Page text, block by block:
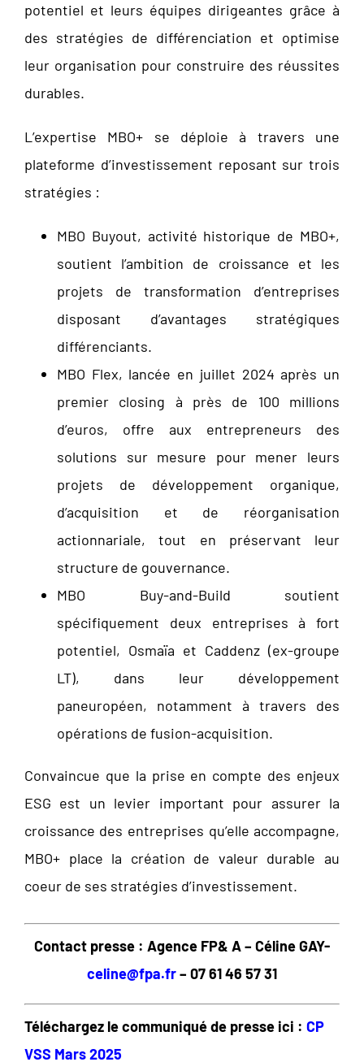
potentiel et leurs équipes dirigeantes grâce à
des stratégies de différenciation et optimise
leur organisation pour construire des réussites
durables.
L’expertise MBO+ se déploie à travers une
plateforme d’investissement reposant sur trois
stratégies :
MBO Buyout, activité historique de MBO+,
soutient l’ambition de croissance et les
projets de transformation d’entreprises
disposant d’avantages stratégiques
différenciants.
MBO Flex, lancée en juillet 2024 après un
premier closing à près de 100 millions
d’euros, offre aux entrepreneurs des
solutions sur mesure pour mener leurs
projets de développement organique,
d’acquisition et de réorganisation
actionnariale, tout en préservant leur
structure de gouvernance.
MBO Buy-and-Build soutient
spécifiquement deux entreprises à fort
potentiel, Osmaïa et Caddenz (ex-groupe
LT), dans leur développement
paneuropéen, notamment à travers des
opérations de fusion-acquisition.
Convaincue que la prise en compte des enjeux
ESG est un levier important pour assurer la
croissance des entreprises qu’elle accompagne,
MBO+ place la création de valeur durable au
coeur de ses stratégies d’investissement.
Contact presse : Agence FP& A – Céline GAY-
celine@fpa.fr– 07 61 46 57 31
Téléchargez le communiqué de presse ici : CP
VSS Mars 2025